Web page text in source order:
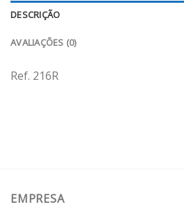
DESCRIÇÃO
AVALIAÇÕES (0)
Ref. 216R
EMPRESA